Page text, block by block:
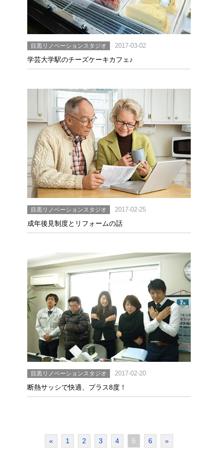
目黒リノベーションスタジオ 2017-03-02
学芸大学駅のチーズケーキカフェ♪
目黒リノベーションスタジオ 2017-02-25
成年後見制度とリフォームの話
目黒リノベーションスタジオ 2017-02-20
断熱サッシで快適、プラス8度！
« 1 2 3 4 5 6 »